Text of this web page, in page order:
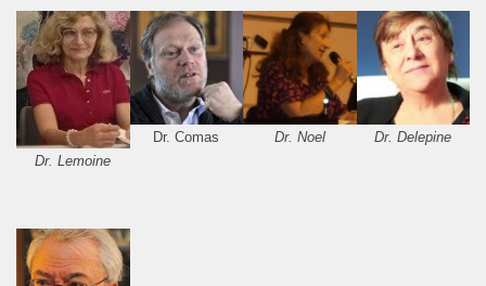
Dr. Lemoine
Dr. Comas Dr. Noel Dr. Delepine